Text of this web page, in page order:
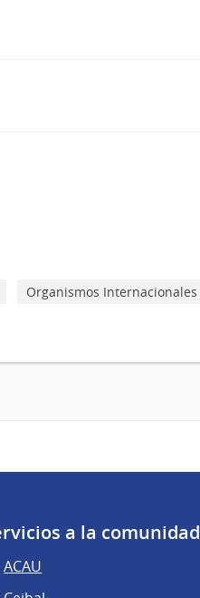
Organismos Internacionales
a la comunidad
ACAU